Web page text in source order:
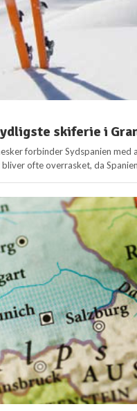
skiferie i
forbinder Sydspanien
ofte overrasket, da